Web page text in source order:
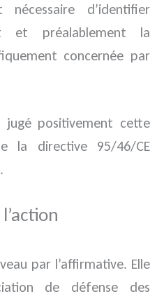
d’identifier
et préalablement la
concernée par
jugé positivement cette
la directive 95/46/CE
par l’affirmative. Elle
de défense des